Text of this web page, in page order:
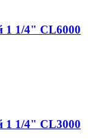
1 1/4" CL6000
1 1/4" CL3000